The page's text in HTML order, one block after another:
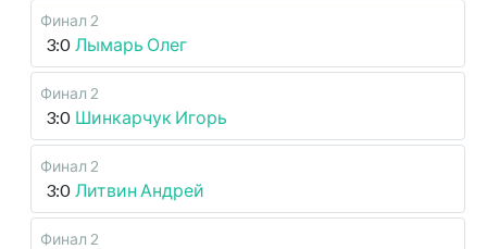
Финал 2
3:0 Лымарь Олег
Финал 2
3:0 Шинкарчук Игорь
Финал 2
3:0 Литвин Андрей
Финал 2